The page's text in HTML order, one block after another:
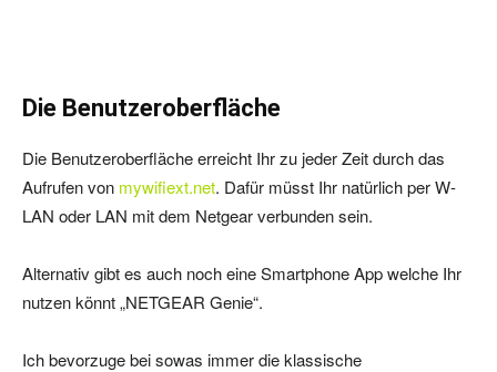
Die Benutzeroberfläche
Die Benutzeroberfläche erreicht Ihr zu jeder Zeit durch das
Aufrufen von mywifiext.net. Dafür müsst Ihr natürlich per W-
LAN oder LAN mit dem Netgear verbunden sein.
Alternativ gibt es auch noch eine Smartphone App welche Ihr
nutzen könnt „NETGEAR Genie“.
Ich bevorzuge bei sowas immer die klassische